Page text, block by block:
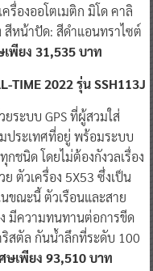
รื่องออโตเมติก มิโด คาลิ
สีหน้าปัด: สีดำแอนทราไซต์
พียง 31,535 บาท
TIME 2022 รุ่น SSH113J
ระบบ GPS ที่ผู้สวมใส่
ประเทศที่อยู่ พร้อมระบบ
ชนิด โดยไม่ต้องกังวลเรื่อง
ตัวเครื่อง 5X53 ซึ่งเป็น
ขณะนี้ ตัวเรือนและสาย
มีความทนทานต่อการขีด
สตัล กันน้ำลึกที่ระดับ 100
ษเพียง 93,510 บาท